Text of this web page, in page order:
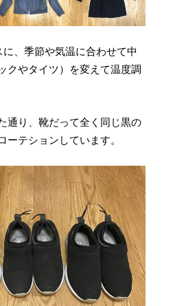
、季節や気温に合わせて中
クやタイツ）を変えて温度調
通り、靴だって全く同じ黒の
ーテションしています。